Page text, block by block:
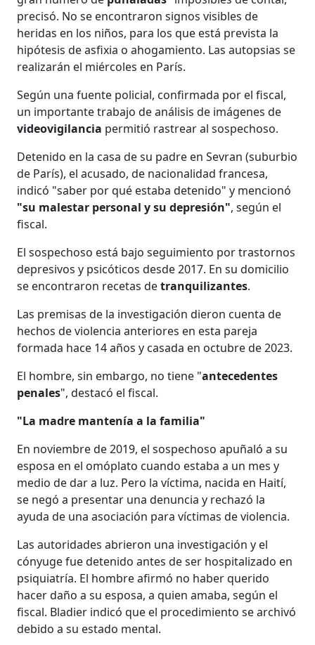
precisó. No se encontraron signos visibles de
heridas en los niños, para los que está prevista la
hipótesis de asfixia o ahogamiento. Las autopsias se
realizarán el miércoles en París.
Según una fuente policial, confirmada por el fiscal,
un importante trabajo de análisis de imágenes de
videovigilancia permitió rastrear al sospechoso.
Detenido en la casa de su padre en Sevran (suburbio
de París), el acusado, de nacionalidad francesa,
indicó "saber por qué estaba detenido" y mencionó
"su malestar personal y su depresión", según el
fiscal.
El sospechoso está bajo seguimiento por trastornos
depresivos y psicóticos desde 2017. En su domicilio
se encontraron recetas detranquilizantes.
Las premisas de la investigación dieron cuenta de
hechos de violencia anteriores en esta pareja
formada hace 14 años y casada en octubre de 2023.
El hombre, sin embargo, no tiene "antecedentes
penales", destacó el fiscal.
"La madre mantenía a la familia"
En noviembre de 2019, el sospechoso apuñaló a su
esposa en el omóplato cuando estaba a un mes y
medio de dar a luz. Pero la víctima, nacida en Haití,
se negó a presentar una denuncia y rechazó la
ayuda de una asociación para víctimas de violencia.
Las autoridades abrieron una investigación y el
cónyuge fue detenido antes de ser hospitalizado en
psiquiatría. El hombre afirmó no haber querido
hacer daño a su esposa, a quien amaba, según el
fiscal. Bladier indicó que el procedimiento se archivó
debido a su estado mental.